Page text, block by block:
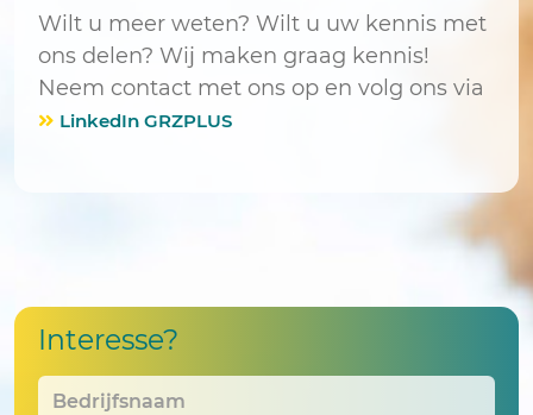
Wilt u meer weten? Wilt u uw kennis met
ons delen? Wij maken graag kennis!
Neem contact met ons op en volg ons via
LinkedIn GRZPLUS
Interesse?
Bedrijfsnaam